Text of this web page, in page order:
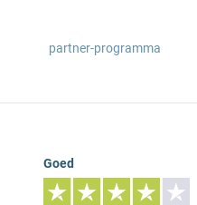
partner-programma
Goed